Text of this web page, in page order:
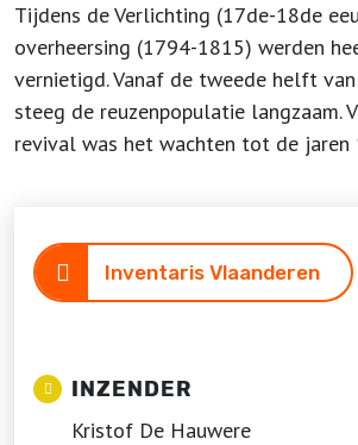
Tijdens de Verlichting (17de-18de
overheersing (1794-1815) werden
vernietigd. Vanaf de tweede helft
steeg de reuzenpopulatie langzaam.
revival was het wachten tot de jaren
Inventaris Vlaanderen
INZENDER
Kristof De Hauwere